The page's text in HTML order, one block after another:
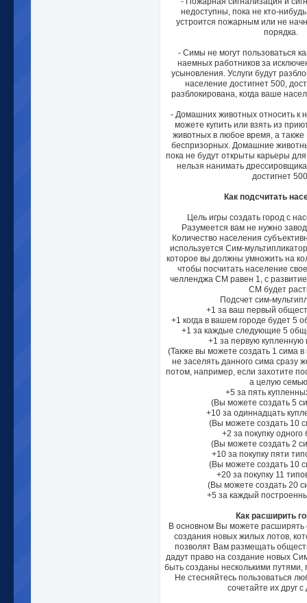
недоступны, пока не кто-
устроится пожарным или не
порядка.
- Симы не могут пользоваться
наемных работников за
усыновления. Услуги будут
население достигнет 500,
разблокирована, когда ваше
- Домашних животных относить к
можете купить или взять из
животных в любое время, а
беспризорных. Домашние
пока не будут открыты карьеры
нельзя нанимать
достигнет
Как подсчитать
Цель игры создать город с
Разумеется вам не нужно
Количество населения
используется Сим-
которое вы должны умножить на
чтобы посчитать население
челленджа СМ равен 1, с
СМ будет
Подсчет сим-
+1 за ваш первый
+1 когда в вашем городе будет 5
+1 за каждые следующие 5
+1 за первую купленную
(Также вы можете создать 1 сима
не заселять данного сима сразу
потом, например, если захотите
а целую
+5 за пять
(Вы можете создать 5
+10 за одиннадцать
(Вы можете создать 10
+2 за покупку одного
(Вы можете создать 2
+10 за покупку пяти
(Вы можете создать 10
+20 за покупку 11
(Вы можете создать 20
+5 за каждый
Как расширить
В основном Вы можете расширять
создания новых жилых лотов,
позволят Вам размещать
дадут право на создание новых
быть созданы несколькими
Не стесняйтесь пользоваться
сочетайте их друг с